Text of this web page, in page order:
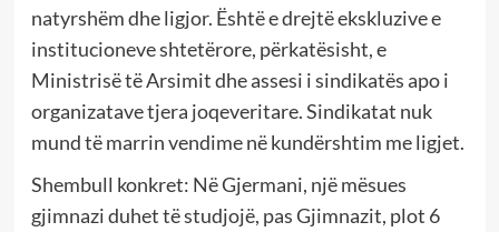
natyrshëm dhe ligjor. Është e drejtë ekskluzive e
institucioneve shtetërore, përkatësisht, e
Ministrisë të Arsimit dhe assesi i sindikatës apo i
organizatave tjera joqeveritare. Sindikatat nuk
mund të marrin vendime në kundërshtim me ligjet.
Shembull konkret: Në Gjermani, një mësues
gjimnazi duhet të studjojë, pas Gjimnazit, plot 6